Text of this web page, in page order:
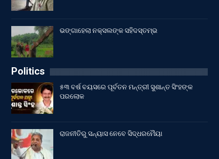
ଭଙ୍ଗାହେଲା ନକ୍ସଲଙ୍କ ସହିଦସ୍ତମ୍ଭ
Politics
୫୩ ବର୍ଷ ବୟସରେ ପୂର୍ବତନ ମନ୍ତ୍ରୀ ସୁଶାନ୍ତ ସିଂହଙ୍କ
ପରଲୋକ
ରାଜନୀତିରୁ ସନ୍ୟାସ ନେବେ ସିଦ୍ଧରମୈୟା